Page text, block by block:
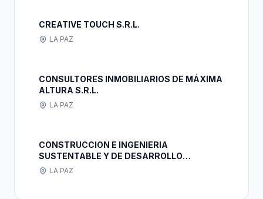
CREATIVE TOUCH S.R.L.
LA PAZ
CONSULTORES INMOBILIARIOS DE MÁXIMA
ALTURA S.R.L.
LA PAZ
CONSTRUCCION E INGENIERIA
SUSTENTABLE Y DE DESARROLLO
SOSTENIBLE S.R.L.
LA PAZ